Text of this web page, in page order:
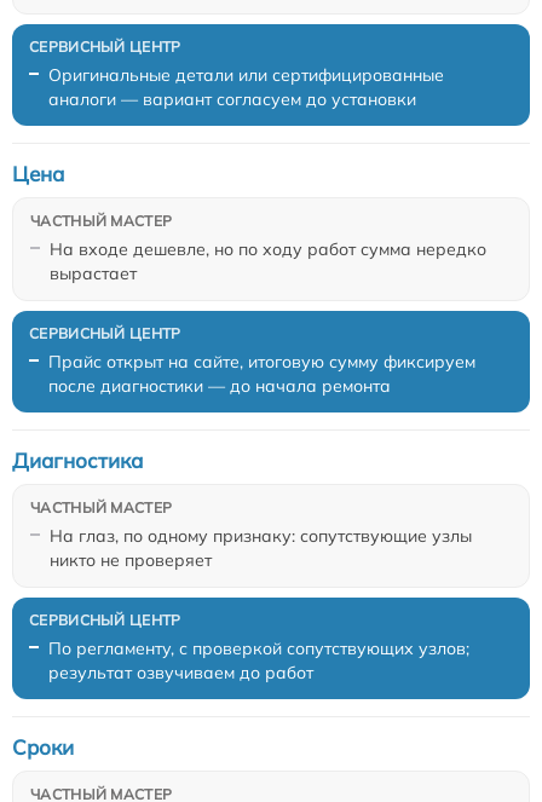
Оригинальные детали или сертифицированные
аналоги — вариант согласуем до установки
На входе дешевле, но по ходу работ сумма нередко
вырастает
Цена
Прайс открыт на сайте, итоговую сумму фиксируем
после диагностики — до начала ремонта
На глаз, по одному признаку: сопутствующие узлы
никто не проверяет
Диагностика
По регламенту, с проверкой сопутствующих узлов;
результат озвучиваем до работ
Сроки